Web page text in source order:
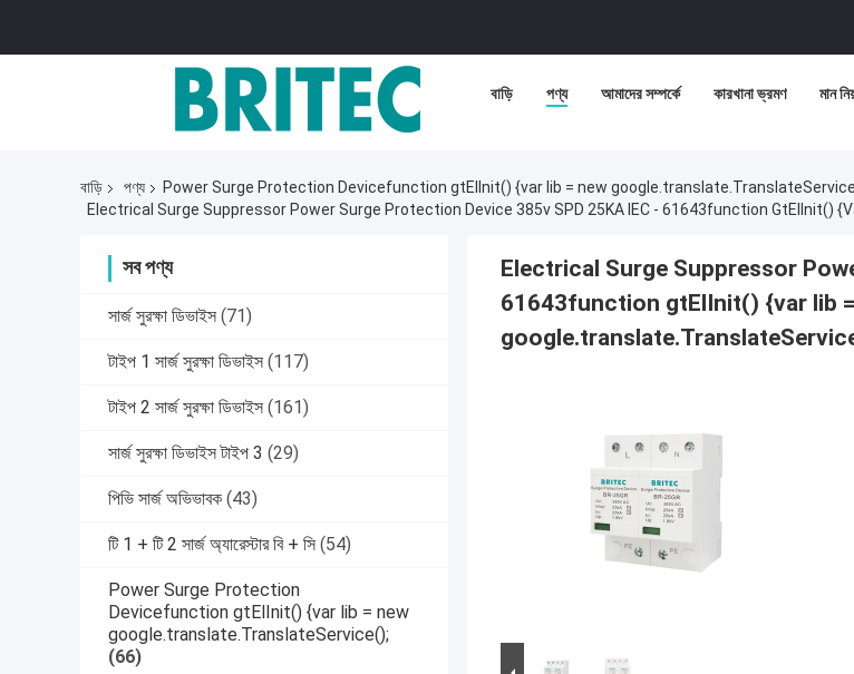
বাড়ি পণ্য আমাদের সম্পর্কে কারখানা ভ্রমণ মান
বাড়ি পণ্য
Power Surge Protection Devicefunction gtElInit() {var lib = new
সব পণ্য
সার্জ সুরক্ষা ডিভাইস (71)
টাইপ 1 সার্জ সুরক্ষা ডিভাইস (117)
টাইপ 2 সার্জ সুরক্ষা ডিভাইস (161)
সার্জ সুরক্ষা ডিভাইস টাইপ 3 (29)
পিভি সার্জ অভিভাবক (43)
টি 1 + টি 2 সার্জ অ্যারেস্টার বি + সি (54)
Power Surge Protection
Devicefunction gtElInit() {var lib = new
google.translate.TranslateService();
(66)
Electrical Surge Suppressor
61643function gtElInit() {var lib